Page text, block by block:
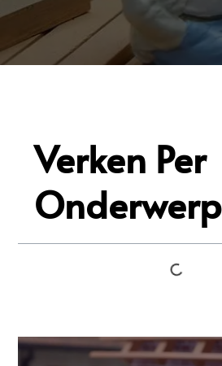
Verken Per
Onderwerp